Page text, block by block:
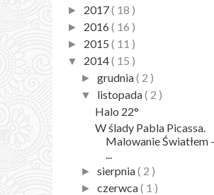
► 2017( 18 )
► 2016 ( 16 )
► 2015 ( 11 )
▼ 2014( 15 )
►grudnia( 2 )
▼ listopada( 2 )
Halo 22°
W ślady Pabla Picassa.
Malowanie Światłem
►sierpnia( 2 )
►czerwca( 1 )